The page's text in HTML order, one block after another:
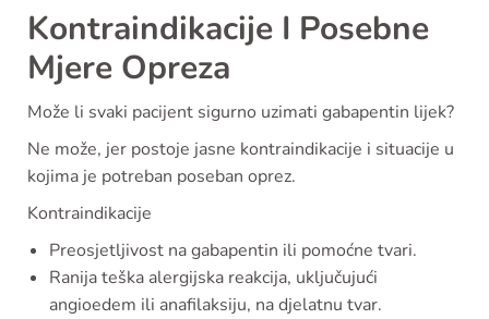
Kontraindikacije I Posebne
Mjere Opreza
Može li svaki pacijent sigurno uzimati gabapentin lijek?
Ne može, jer postoje jasne kontraindikacije i situacije u
kojima je potreban poseban oprez.
Kontraindikacije
Preosjetljivost na gabapentin ili pomoćne tvari.
Ranija teška alergijska reakcija, uključujući
angioedem ili anafilaksiju, na djelatnu tvar.